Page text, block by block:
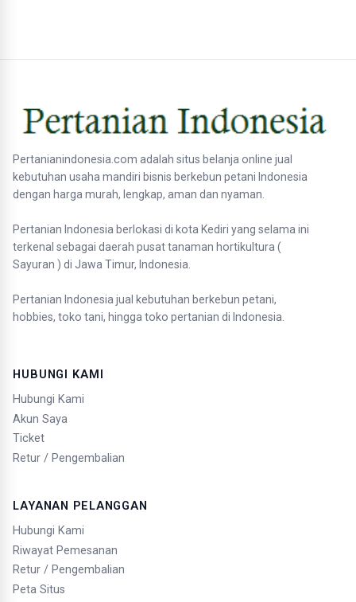
Pertanianindonesia.com adalah situs belanja online jual
kebutuhan usaha mandiri bisnis berkebun petani Indonesia
dengan harga murah, lengkap, aman dan nyaman.
Pertanian Indonesia berlokasi di kota Kediri yang selama ini
terkenal sebagai daerah pusat tanaman hortikultura (
Sayuran ) di Jawa Timur, Indonesia.
Pertanian Indonesia jual kebutuhan berkebun petani,
hobbies, toko tani, hingga toko pertanian di Indonesia.
HUBUNGI KAMI
Hubungi Kami
Akun Saya
Ticket
Retur / Pengembalian
LAYANAN PELANGGAN
Hubungi Kami
Riwayat Pemesanan
Retur / Pengembalian
Peta Situs